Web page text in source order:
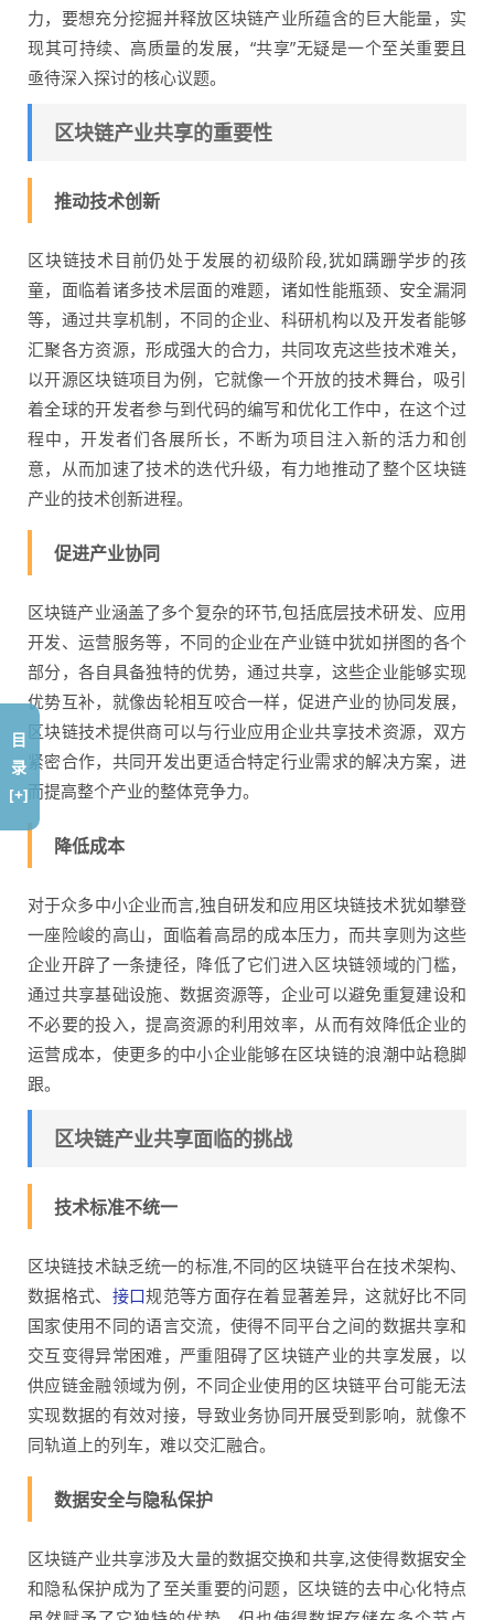
力，要想充分挖掘并释放区块链产业所蕴含的巨大能量，实
现其可持续、高质量的发展，“共享”无疑是一个至关重要且
亟待深入探讨的核心议题。
区块链产业共享的重要性
推动技术创新
区块链技术目前仍处于发展的初级阶段,犹如蹒跚学步的孩
童，面临着诸多技术层面的难题，诸如性能瓶颈、安全漏洞
等，通过共享机制，不同的企业、科研机构以及开发者能够
汇聚各方资源，形成强大的合力，共同攻克这些技术难关，
以开源区块链项目为例，它就像一个开放的技术舞台，吸引
着全球的开发者参与到代码的编写和优化工作中，在这个过
程中，开发者们各展所长，不断为项目注入新的活力和创
意，从而加速了技术的迭代升级，有力地推动了整个区块链
产业的技术创新进程。
促进产业协同
区块链产业涵盖了多个复杂的环节,包括底层技术研发、应用
开发、运营服务等，不同的企业在产业链中犹如拼图的各个
部分，各自具备独特的优势，通过共享，这些企业能够实现
优势互补，就像齿轮相互咬合一样，促进产业的协同发展，
区块链技术提供商可以与行业应用企业共享技术资源，双方
紧密合作，共同开发出更适合特定行业需求的解决方案，进
而提高整个产业的整体竞争力。
降低成本
对于众多中小企业而言,独自研发和应用区块链技术犹如攀登
一座险峻的高山，面临着高昂的成本压力，而共享则为这些
企业开辟了一条捷径，降低了它们进入区块链领域的门槛，
通过共享基础设施、数据资源等，企业可以避免重复建设和
不必要的投入，提高资源的利用效率，从而有效降低企业的
运营成本，使更多的中小企业能够在区块链的浪潮中站稳脚
跟。
区块链产业共享面临的挑战
技术标准不统一
区块链技术缺乏统一的标准,不同的区块链平台在技术架构、
数据格式、 接口规范等方面存在着显著差异，这就好比不同
国家使用不同的语言交流，使得不同平台之间的数据共享和
交互变得异常困难，严重阻碍了区块链产业的共享发展，以
供应链金融领域为例，不同企业使用的区块链平台可能无法
实现数据的有效对接，导致业务协同开展受到影响，就像不
同轨道上的列车，难以交汇融合。
数据安全与隐私保护
区块链产业共享涉及大量的数据交换和共享,这使得数据安全
和隐私保护成为了至关重要的问题，区块链的去中心化特点
目
录
[+]